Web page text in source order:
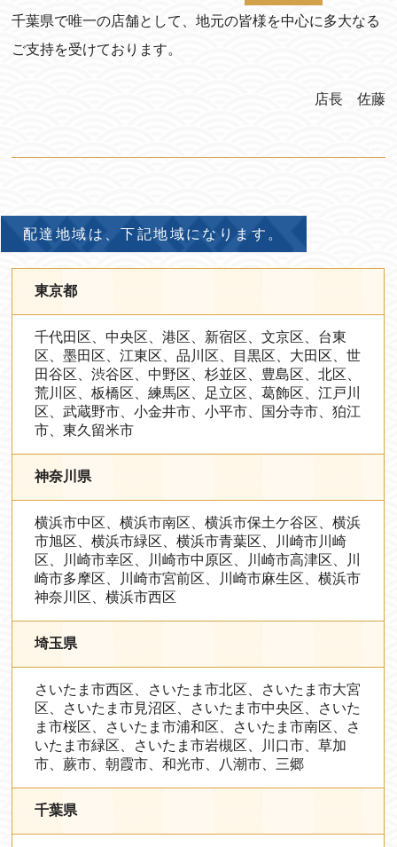
千葉県で唯一の店舗として、地元の皆様を中心に多大なる
ご支持を受けております。
店長 佐藤
配達地域は、下記地域になります。
東京都
千代田区、中央区、港区、新宿区、文京区、台東
区、墨田区、江東区、品川区、目黒区、大田区、世
田谷区、渋谷区、中野区、杉並区、豊島区、北区、
荒川区、板橋区、練馬区、足立区、葛飾区、江戸川
区、武蔵野市、小金井市、小平市、国分寺市、狛江
市、東久留米市
神奈川県
横浜市中区、横浜市南区、横浜市保土ケ谷区、横浜
市旭区、横浜市緑区、横浜市青葉区、川崎市川崎
区、川崎市幸区、川崎市中原区、川崎市高津区、川
崎市多摩区、川崎市宮前区、川崎市麻生区、横浜市
神奈川区、横浜市西区
埼玉県
さいたま市西区、さいたま市北区、さいたま市大宮
区、さいたま市見沼区、さいたま市中央区、さいた
ま市桜区、さいたま市浦和区、さいたま市南区、さ
いたま市緑区、さいたま市岩槻区、川口市、草加
市、蕨市、朝霞市、和光市、八潮市、三郷
千葉県